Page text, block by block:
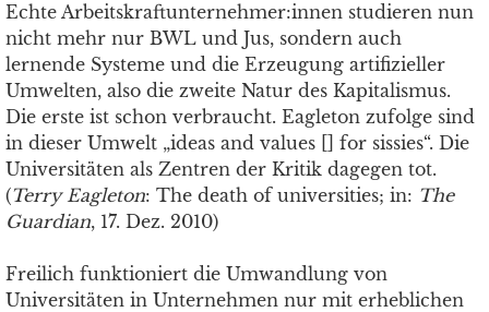
Echte Arbeitskraftunternehmer:innen studieren nun
nicht mehr nur BWL und Jus, sondern auch
lernende Systeme und die Erzeugung artifizieller
Umwelten, also die zweite Natur des Kapitalismus.
Die erste ist schon verbraucht. Eagleton zufolge sind
in dieser Umwelt „ideas and values [] for sissies“. Die
Universitäten als Zentren der Kritik dagegen tot.
(Terry Eagleton: The death of universities; in: The
Guardian, 17. Dez. 2010)
Freilich funktioniert die Umwandlung von
Universitäten in Unternehmen nur mit erheblichen